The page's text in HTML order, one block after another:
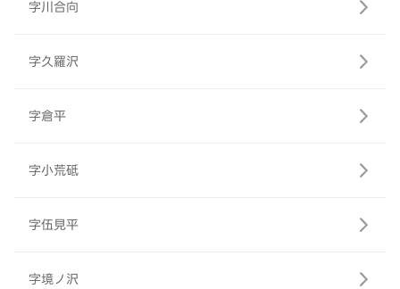
字川合向
字久羅沢
字倉平
字小荒砥
字伍見平
字境ノ沢